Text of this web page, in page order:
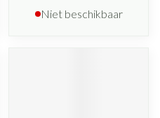
Niet beschikbaar